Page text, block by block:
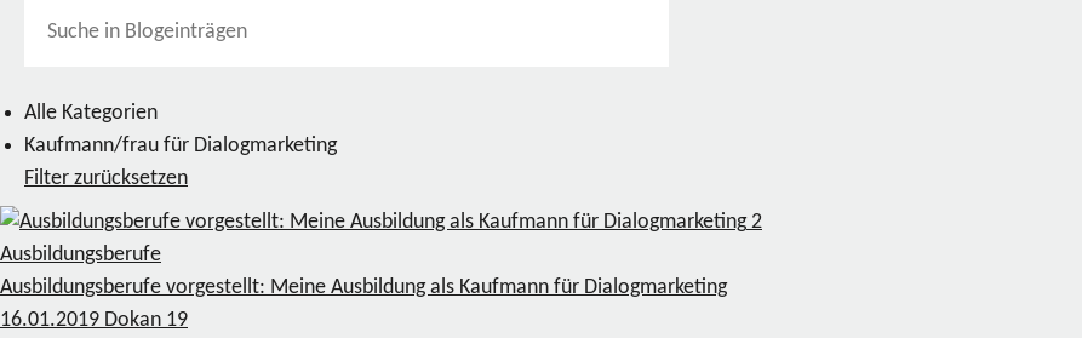
Alle Kategorien
Kaufmann/frau für Dialogmarketing
Filter zurücksetzen
2
Ausbildungsberufe
Ausbildungsberufe vorgestellt: Meine Ausbildung als Kaufmann für Dialogmarketing
16.01.2019 Dokan 19